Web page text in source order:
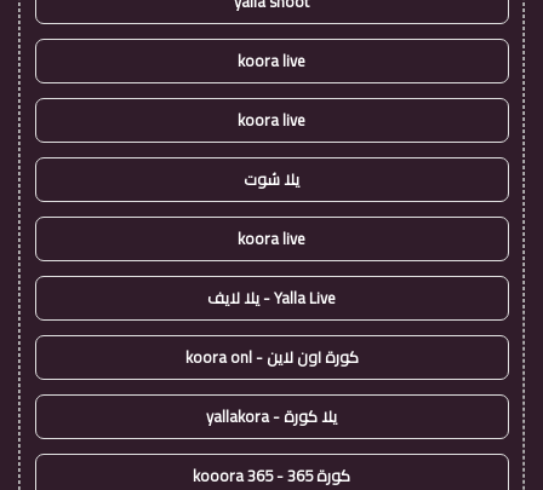
koora live
koora live
يلا شوت
koora live
Yalla Live - يلا لايف
كورة اون لاين - koora onl
يلا كورة - yallakora
كورة 365 - kooora 365